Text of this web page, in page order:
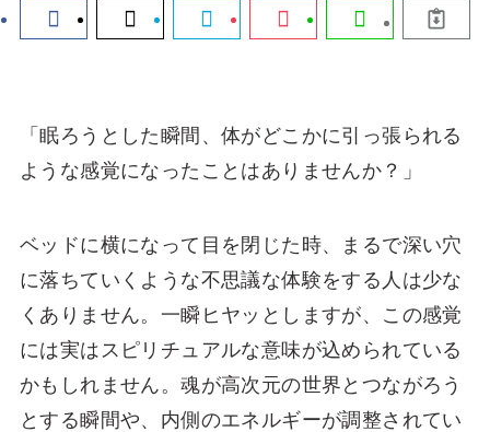
「眠ろうとした瞬間、体がどこかに引っ張られる
ような感覚になったことはありませんか？」
ベッドに横になって目を閉じた時、まるで深い穴
に落ちていくような不思議な体験をする人は少な
くありません。一瞬ヒヤッとしますが、この感覚
には実はスピリチュアルな意味が込められている
かもしれません。魂が高次元の世界とつながろう
とする瞬間や、内側のエネルギーが調整されてい